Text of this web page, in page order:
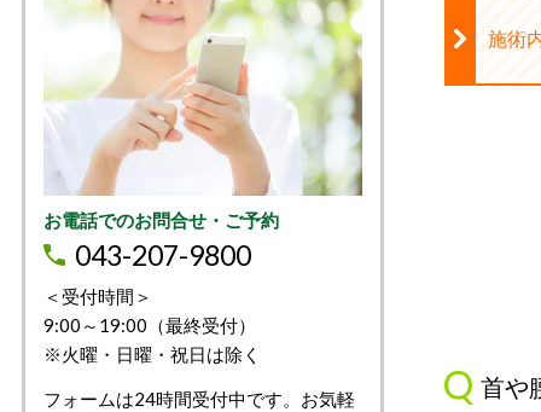
施術
首や
お電話でのお問合せ・ご予約
043-207-9800
＜受付時間＞
9:00～19:00（最終受付）
※火曜・日曜・祝日は除く
フォームは24時間受付中です。お気軽